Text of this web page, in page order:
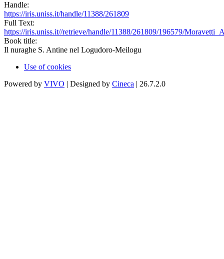
Handle:
https://iris.uniss.it/handle/11388/261809
Full Text:
https://iris.uniss.it//retrieve/handle/11388/261809/196579/
Book title:
Il nuraghe S. Antine nel Logudoro-Meilogu
Use of cookies
Powered by VIVO | Designed by Cineca | 26.7.2.0